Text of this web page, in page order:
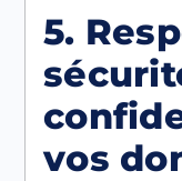
5.
vos